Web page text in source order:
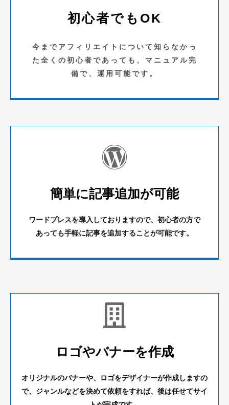
初心者でもOK
今までアフィリエイトについて知らなかっ
た全くの初心者であっても、マニュアル完
備で、運用可能です。
簡単に記事追加が可能
ワードプレスを導入しておりますので、 初心者の方で
あっても手軽に記事を追加することが可能です。
ロゴやバナーを作成
オリジナルのバナーや、ロゴをデザイナーが作成しますの
で、ジャンルなどを決めて依頼をすれば、後は任せてサイ